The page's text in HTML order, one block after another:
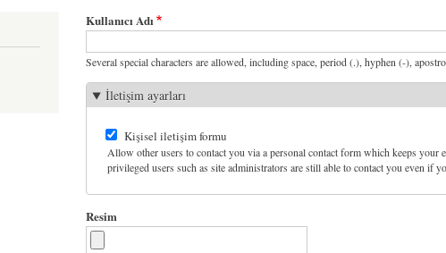
Kullanıcı Adı
Several special characters are allowed, including space, period (.), hyphen (-),
İletişim ayarları
Kişisel iletişim formu
Allow other users to contact you via a personal contact form which keeps your
privileged users such as site administrators are still able to contact you even if
Resim